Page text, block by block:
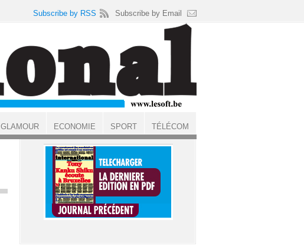
Subscribe by RSS Subscribe by Email
GLAMOUR ECONOMIE SPORT TÉLÉCOM